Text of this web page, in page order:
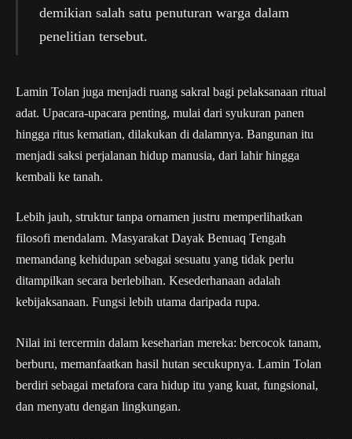
demikian salah satu penuturan warga dalam
penelitian tersebut.
Lamin Tolan juga menjadi ruang sakral bagi pelaksanaan ritual
adat. Upacara-upacara penting, mulai dari syukuran panen
hingga ritus kematian, dilakukan di dalamnya. Bangunan itu
menjadi saksi perjalanan hidup manusia, dari lahir hingga
kembali ke tanah.
Lebih jauh, struktur tanpa ornamen justru memperlihatkan
filosofi mendalam. Masyarakat Dayak Benuaq Tengah
memandang kehidupan sebagai sesuatu yang tidak perlu
ditampilkan secara berlebihan. Kesederhanaan adalah
kebijaksanaan. Fungsi lebih utama daripada rupa.
Nilai ini tercermin dalam keseharian mereka: bercocok tanam,
berburu, memanfaatkan hasil hutan secukupnya. Lamin Tolan
berdiri sebagai metafora cara hidup itu yang kuat, fungsional,
dan menyatu dengan lingkungan.